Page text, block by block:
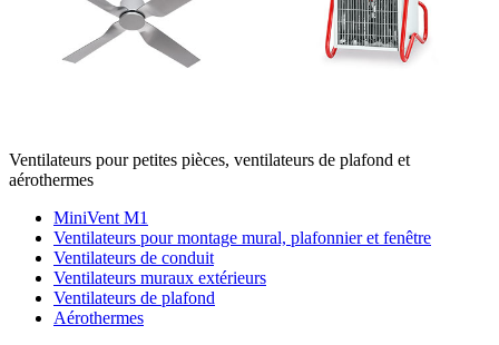
Ventilateurs pour petites pièces, ventilateurs de plafond et
aérothermes
MiniVent M1
Ventilateurs pour montage mural, plafonnier et fenêtre
Ventilateurs de conduit
Ventilateurs muraux extérieurs
Ventilateurs de plafond
Aérothermes